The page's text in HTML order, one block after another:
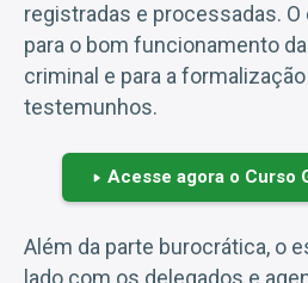
registradas e processadas.
para o bom funcionamento
criminal e para a
testemunhos.
Acesse agora o Curso
Além da parte burocrática, o